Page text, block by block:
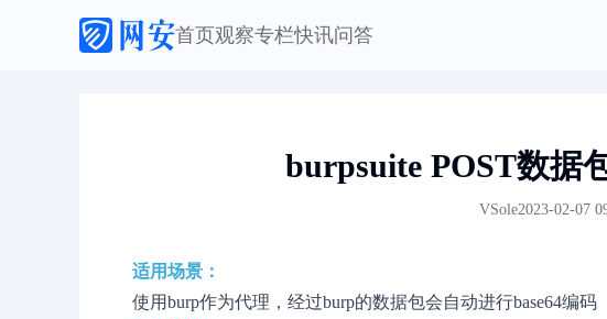
首页观察专栏快讯问答
burpsuite POST数据
VSole2023-02-07
适用场景：
使用burp作为代理，经过burp的数据包会自动进行base64编码